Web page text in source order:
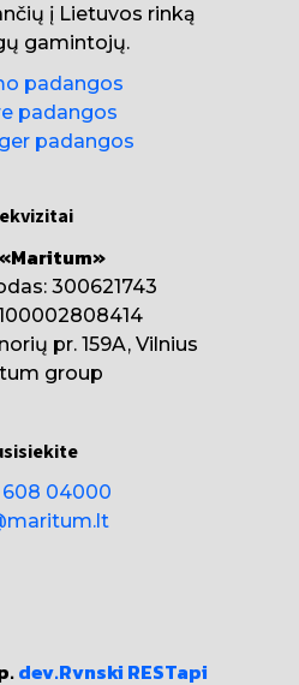
į Lietuvos rinką
gamintojų.
padangos
padangos
padangos
300621743
pr. 159A, Vilnius
group
608 04000
dev.Rvnski RESTapi